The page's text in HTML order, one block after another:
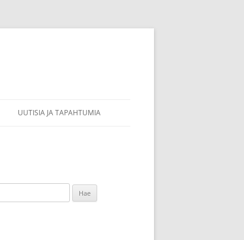
UUTISIA JA TAPAHTUMIA
ARI HIRVOSEN MUISTOSEMINAARI
25.8.-26.8.2022 HELSINGISSÄ